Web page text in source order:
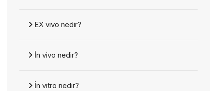
EX vivo nedir?
İn vivo nedir?
İn vitro nedir?